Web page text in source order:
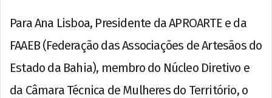
Para Ana Lisboa, Presidente da APROARTE e da
FAAEB (Federação das Associações de Artesãos do
Estado da Bahia), membro do Núcleo Diretivo e
da Câmara Técnica de Mulheres do Território, o